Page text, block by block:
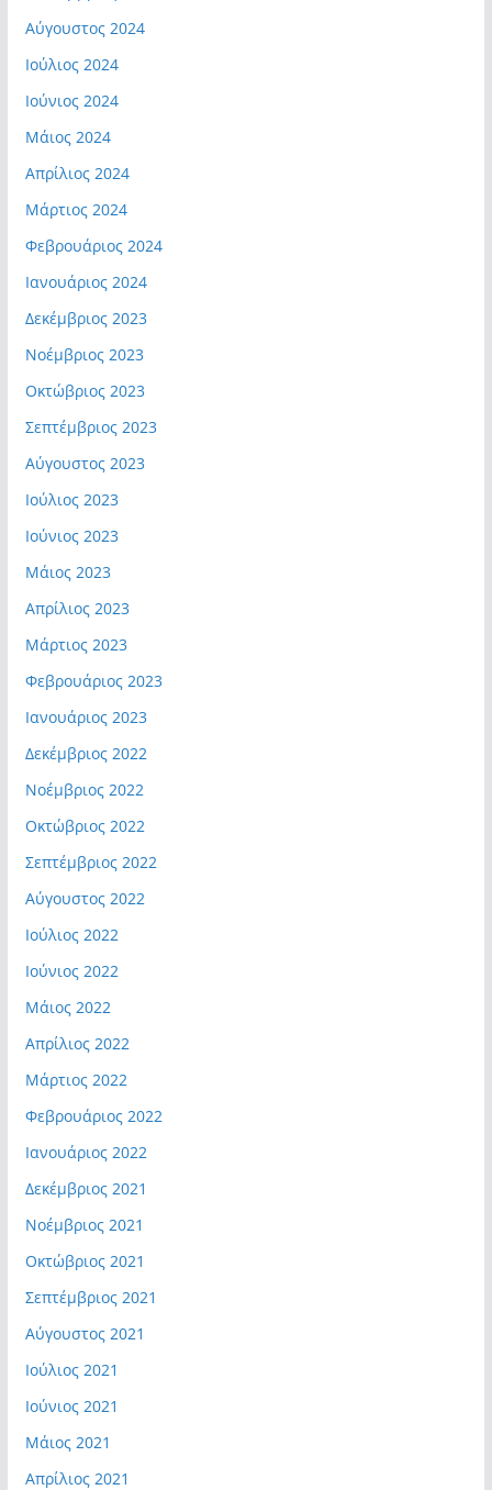
Αύγουστος 2024
Ιούλιος 2024
Ιούνιος 2024
Μάιος 2024
Απρίλιος 2024
Μάρτιος 2024
Φεβρουάριος 2024
Ιανουάριος 2024
Δεκέμβριος 2023
Νοέμβριος 2023
Οκτώβριος 2023
Σεπτέμβριος 2023
Αύγουστος 2023
Ιούλιος 2023
Ιούνιος 2023
Μάιος 2023
Απρίλιος 2023
Μάρτιος 2023
Φεβρουάριος 2023
Ιανουάριος 2023
Δεκέμβριος 2022
Νοέμβριος 2022
Οκτώβριος 2022
Σεπτέμβριος 2022
Αύγουστος 2022
Ιούλιος 2022
Ιούνιος 2022
Μάιος 2022
Απρίλιος 2022
Μάρτιος 2022
Φεβρουάριος 2022
Ιανουάριος 2022
Δεκέμβριος 2021
Νοέμβριος 2021
Οκτώβριος 2021
Σεπτέμβριος 2021
Αύγουστος 2021
Ιούλιος 2021
Ιούνιος 2021
Μάιος 2021
Απρίλιος 2021